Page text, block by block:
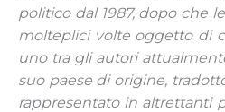
politico dal 1987, dopo che
molteplici volte oggetto di
uno tra gli autori
suo paese di origine,
rappresentato in altrettanti